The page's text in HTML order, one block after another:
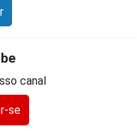
canal
se